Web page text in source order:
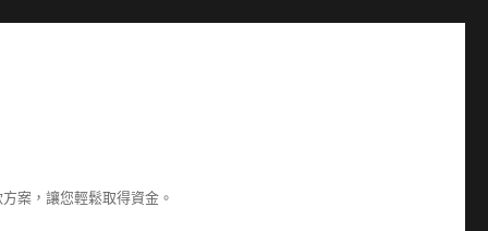
案，讓您輕鬆取得資金。